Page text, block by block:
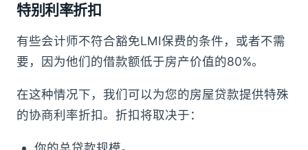
特别利率折扣
有些会计师不符合豁免LMI保费的条件，或者不需
要，因为他们的借款额低于房产价值的80%。
在这种情况下，我们可以为您的房屋贷款提供特殊
的协商利率折扣。折扣将取决于：